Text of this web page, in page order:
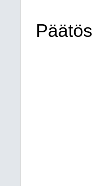
Päätös